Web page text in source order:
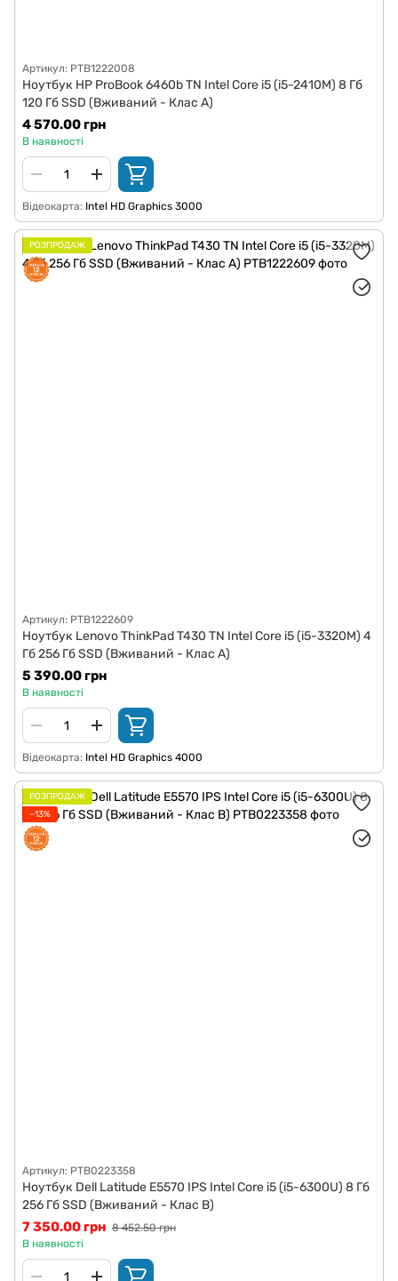
Артикул: PTB1222008
Ноутбук HP ProBook 6460b TN Intel Core i5 (i5-2410M) 8 Гб
120 Гб SSD (Вживаний - Клас A)
4 570.00 грн
В наявності
Відеокарта Intel HD Graphics 3000
РОЗПРОДАЖ
Артикул: PTB1222609
Ноутбук Lenovo ThinkPad T430 TN Intel Core i5 (i5-3320M) 4
Гб 256 Гб SSD (Вживаний - Клас A)
5 390.00 грн
В наявності
Відеокарта Intel HD Graphics 4000
РОЗПРОДАЖ
−13%
Артикул: PTB0223358
Ноутбук Dell Latitude E5570 IPS Intel Core i5 (i5-6300U) 8 Гб
256 Гб SSD (Вживаний - Клас B)
7 350.00 грн 8 452.50 грн
В наявності